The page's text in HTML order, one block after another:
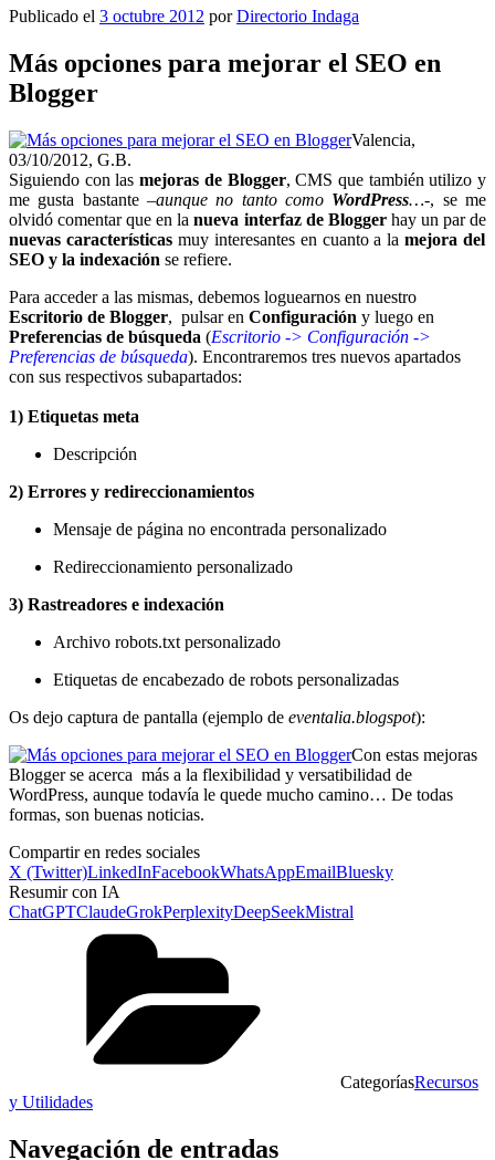
Publicado el 3 octubre 2012 porDirectorio Indaga
Más opciones para mejorar el SEO en
Blogger
Valencia,
03/10/2012, G.B.
Siguiendo con lasmejoras de Blogger, CMS que también utilizo y
me gusta bastante –aunque no tanto como WordPress…-, se me
olvidó comentar que en lanueva interfaz de Bloggerhay un par de
nuevas característicasmuy interesantes en cuanto a lamejora del
SEO y la indexación se refiere.
Para acceder a las mismas, debemos loguearnos en nuestro
Escritorio de Blogger, pulsar en Configuración y luego en
Preferencias de búsqueda (Escritorio -> Configuración ->
Preferencias de búsqueda). Encontraremos tres nuevos apartados
con sus respectivos subapartados:
1) Etiquetas meta
Descripción
2) Errores y redireccionamientos
Mensaje de página no encontrada personalizado
Redireccionamiento personalizado
3) Rastreadores e indexación
Archivo robots.txt personalizado
Etiquetas de encabezado de robots personalizadas
Os dejo captura de pantalla (ejemplo de eventalia.blogspot):
Con estas mejoras
Blogger se acerca más a la flexibilidad y versatibilidad de
WordPress, aunque todavía le quede mucho camino… De todas
formas, son buenas noticias.
Compartir en redes sociales
X (Twitter)LinkedInFacebookWhatsAppEmailBluesky
Resumir con IA
ChatGPTClaudeGrokPerplexityDeepSeekMistral
CategoríasRecursos
y Utilidades
Navegación de entradas